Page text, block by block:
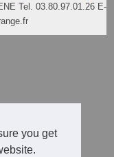
you get
Tel. 03.80.97.01.26 E-